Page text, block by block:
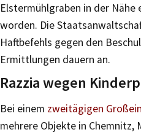
Elstermühlgraben in der
worden. Die
Haftbefehls gegen den
Ermittlungen dauern an.
Razzia wegen
Bei einem zweitägigen
mehrere Objekte in Chemnitz,